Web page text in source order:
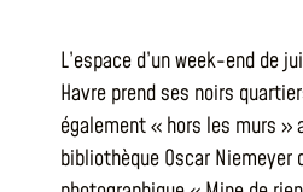
L’espace d’un week-end de
Havre prend ses noirs
également « hors les murs »
bibliothèque Oscar Niemeyer